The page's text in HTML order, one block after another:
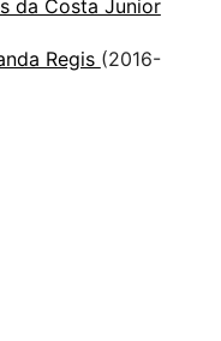
da Costa Junior
Regis (2016-